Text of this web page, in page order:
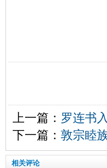
上一篇： 罗连书
下一篇： 敦宗睦
相关评论